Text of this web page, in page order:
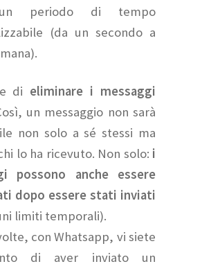
periodo di tempo
(da un secondo a
di eliminare i messaggi
un messaggio non sarà
non solo a sé stessi ma
lo ha ricevuto. Non solo: i
possono anche essere
dopo essere stati inviati
limiti temporali).
con Whatsapp, vi siete
di aver inviato un